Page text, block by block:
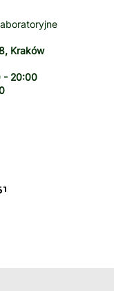
Kraków
- 20:00